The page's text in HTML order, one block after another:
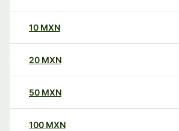
10 MXN
20 MXN
50 MXN
100 MXN